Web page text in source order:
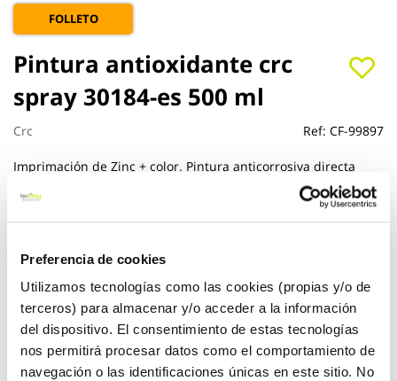
Preferencia de cookies
Utilizamos tecnologías como las cookies (propias y/o de
terceros) para almacenar y/o acceder a la información
del dispositivo. El consentimiento de estas tecnologías
nos permitirá procesar datos como el comportamiento de
navegación o las identificaciones únicas en este sitio. No
FOLLETO
Pintura antioxidante crc
spray 30184-es 500 ml
Crc Ref: CF-99897
Imprimación de Zinc + color. Pintura anticorrosiva directa
sobre el óxido. Barrera de protección por pasivado de metal.
Todo en una sola capa. Fácil de aplicar. Larga protección
anticorrosión. Secado rápido.
9,85 €
Agotado
Saltar
al
de
galería
de
imágenes